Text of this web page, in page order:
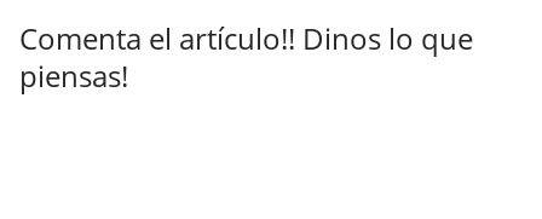
Comenta el artículo!! Dinos lo que
piensas!